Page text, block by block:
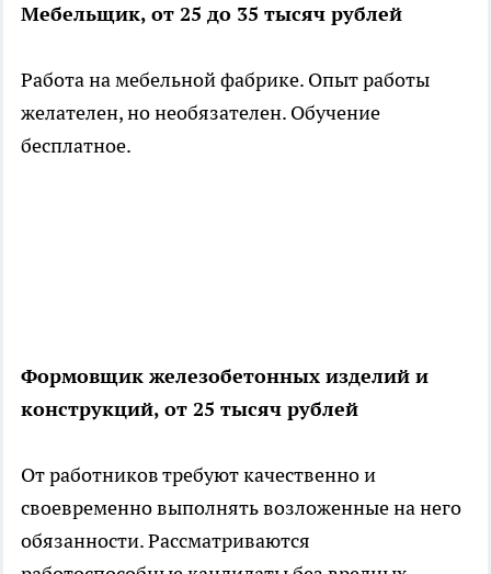
Мебельщик, от 25 до 35 тысяч рублей
Работа на мебельной фабрике. Опыт работы
желателен, но необязателен. Обучение
бесплатное.
Формовщик железобетонных изделий и
конструкций, от 25 тысяч рублей
От работников требуют качественно и
своевременно выполнять возложенные на него
обязанности. Рассматриваются